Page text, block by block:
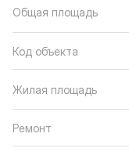
Общая площадь
Код объекта
Жилая площадь
Ремонт